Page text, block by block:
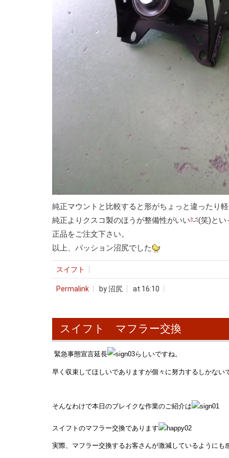
純正マウントと比較すると形がちょっと違ったり
純正よりクスコ製のほうが整備性がいい
(笑)とい
正品をご注文下さい。
以上、パッション沼尻でした
スイフト
Permalink by 沼尻 at 16:10
スイフト マフラー交換
緊急事態宣言延長 らしいですね。
早く収束してほしいでありますが個々に努力するしかない
そんなわけで本日のブレイクな作業のご紹介は
スイフトのマフラー交換であります
実際、マフラー交換するお客さんが激減しているようにも